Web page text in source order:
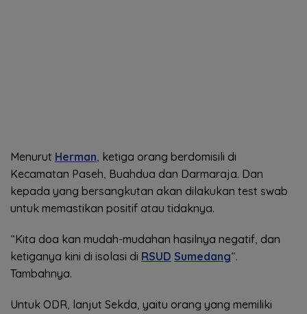
Menurut Herman, ketiga orang berdomisili di
Kecamatan Paseh, Buahdua dan Darmaraja. Dan
kepada yang bersangkutan akan dilakukan test swab
untuk memastikan positif atau tidaknya.
“Kita doa kan mudah-mudahan hasilnya negatif, dan
ketiganya kini di isolasi di RSUD Sumedang“.
Tambahnya.
Untuk ODR, lanjut Sekda, yaitu orang yang memiliki